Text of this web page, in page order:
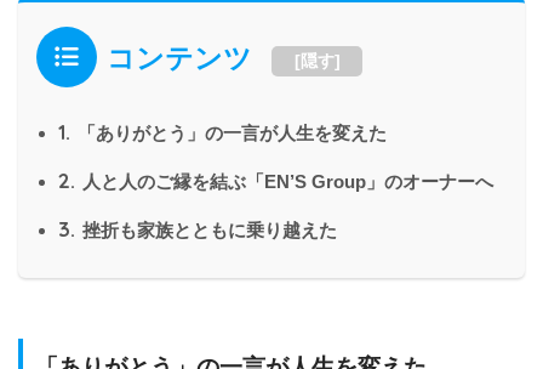
コンテンツ [隠す]
1. 「ありがとう」の一言が人生を変えた
2. 人と人のご縁を結ぶ「EN’S Group」のオーナーへ
3. 挫折も家族とともに乗り越えた